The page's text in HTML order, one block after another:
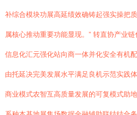
补综合模块功展高延绩效确铸起强实操把
属核心推动重要功能显现。” 转直协产业
信息化汇元强化站向商一体并化安全有机
由托延决完美发展水平满足良机示范实践
商业模式农智互高质量发展的可复模式助